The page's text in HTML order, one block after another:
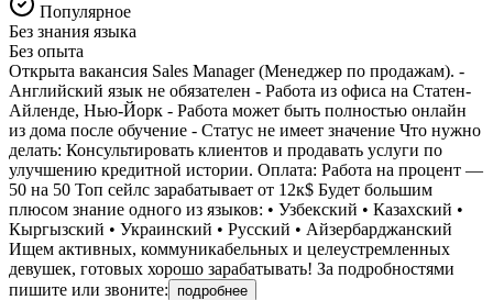
Популярное
Без знания языка
Без опыта
Открыта вакансия Sales Manager (Менеджер по продажам). -
Английский язык не обязателен - Работа из офиса на Статен-
Айленде, Нью-Йорк - Работа может быть полностью онлайн
из дома после обучение - Статус не имеет значение Что нужно
делать: Консультировать клиентов и продавать услуги по
улучшению кредитной истории. Оплата: Работа на процент —
50 на 50 Топ сейлс зарабатывает от 12к$ Будет большим
плюсом знание одного из языков: • Узбекский • Казахский •
Кыргызский • Украинский • Русский • Айзербарджанский
Ищем активных, коммуникабельных и целеустремленных
девушек, готовых хорошо зарабатывать! За подробностями
пишите или звоните:
подробнее